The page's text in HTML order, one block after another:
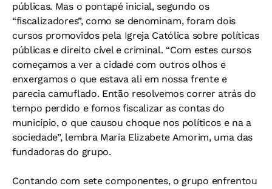
públicas. Mas o pontapé inicial, segundo os
“fiscalizadores”, como se denominam, foram dois
cursos promovidos pela Igreja Católica sobre políticas
públicas e direito cível e criminal. “Com estes cursos
começamos a ver a cidade com outros olhos e
enxergamos o que estava ali em nossa frente e
parecia camuflado. Então resolvemos correr atrás do
tempo perdido e fomos fiscalizar as contas do
município, o que causou choque nos políticos e na a
sociedade”, lembra Maria Elizabete Amorim, uma das
fundadoras do grupo.
Contando com sete componentes, o grupo enfrentou